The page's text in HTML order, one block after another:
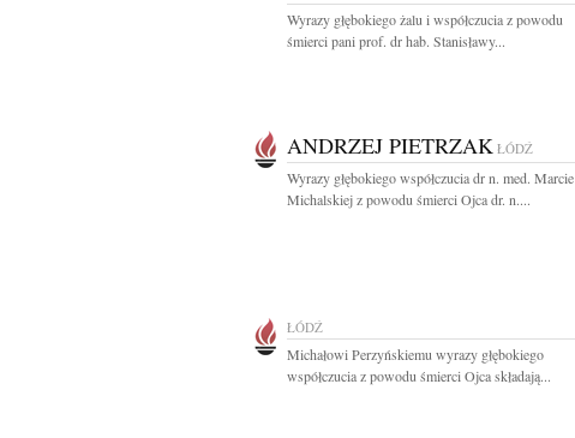
Wyrazy głębokiego żalu i współczucia z powodu
śmierci pani prof. dr hab. Stanisławy...
ANDRZEJ PIETRZAK ŁÓDŹ
Wyrazy głębokiego współczucia dr n. med. Marcie
Michalskiej z powodu śmierci Ojca dr. n....
ŁÓDŹ
Michałowi Perzyńskiemu wyrazy głębokiego
współczucia z powodu śmierci Ojca składają...